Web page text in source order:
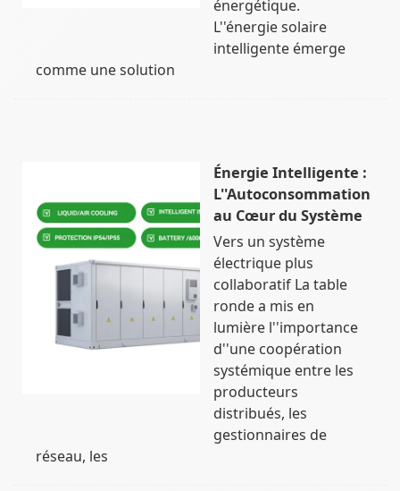
énergétique.
L''énergie solaire
intelligente émerge
comme une solution
Énergie Intelligente :
L''Autoconsommation
au Cœur du Système
Vers un système
électrique plus
collaboratif La table
ronde a mis en
lumière l''importance
d''une coopération
systémique entre les
producteurs
distribués, les
gestionnaires de
réseau, les